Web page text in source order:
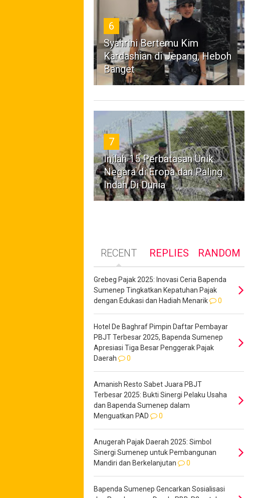
6
Syahrini Bertemu Kim
Kardashian di Jepang, Heboh
Banget
7
Inilah 15 Perbatasan Unik
Negara di Eropa dan Paling
Indah Di Dunia
RECENT REPLIES RANDOM
Grebeg Pajak 2025: Inovasi Ceria Bapenda
Sumenep Tingkatkan Kepatuhan Pajak
dengan Edukasi dan Hadiah Menarik
0
Hotel De Baghraf Pimpin Daftar Pembayar
PBJT Terbesar 2025, Bapenda Sumenep
Apresiasi Tiga Besar Penggerak Pajak
Daerah
0
Amanish Resto Sabet Juara PBJT
Terbesar 2025: Bukti Sinergi Pelaku Usaha
dan Bapenda Sumenep dalam
Menguatkan PAD
0
Anugerah Pajak Daerah 2025: Simbol
Sinergi Sumenep untuk Pembangunan
Mandiri dan Berkelanjutan
0
Bapenda Sumenep Gencarkan Sosialisasi